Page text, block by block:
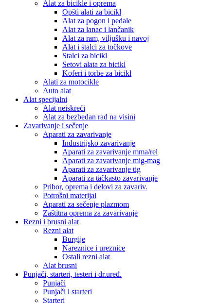
Alat za bicikle i oprema
Opšti alati za bicikl
Alat za pogon i pedale
Alat za lanac i lančanik
Alat za ram, viljušku i navoj
Alat i stalci za točkove
Stalci za bicikl
Setovi alata za bicikl
Koferi i torbe za bicikl
Alati za motocikle
Auto alat
Alat specijalni
Alat neiskreći
Alat za bezbedan rad na visini
Zavarivanje i sečenje
Aparati za zavarivanje
Industrijsko zavarivanje
Aparati za zavarivanje mma/rel
Aparati za zavarivanje mig-mag
Aparati za zavarivanje tig
Aparati za tačkasto zavarivanje
Pribor, oprema i delovi za zavariv.
Potrošni materijal
Aparati za sečenje plazmom
Zaštitna oprema za zavarivanje
Rezni i brusni alat
Rezni alat
Burgije
Nareznice i ureznice
Ostali rezni alat
Alat brusni
Punjači, starteri, testeri i dr.uređ.
Punjači
Punjači i starteri
Starteri